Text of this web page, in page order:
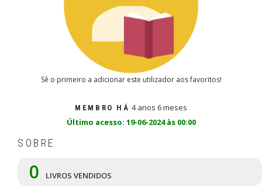
Sê o primeiro a adicionar este utilizador aos favoritos!
MEMBRO HÁ 4 anos 6 meses
Último acesso: 19-06-2024 às 00:00
SOBRE
0 LIVROS VENDIDOS